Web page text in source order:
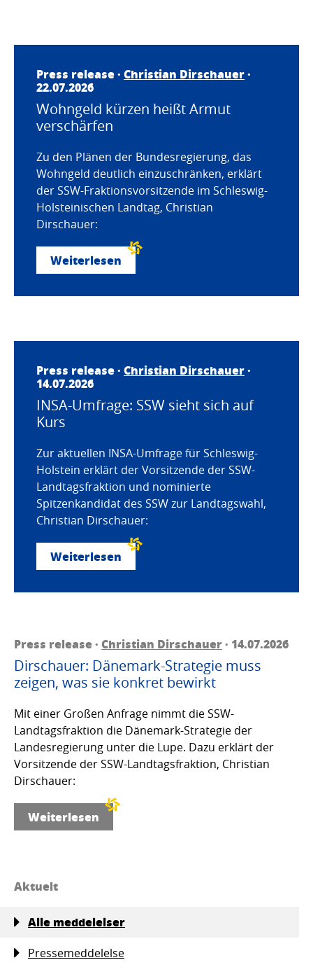
Press release · Christian Dirschauer·
22.07.2026
Wohngeld kürzen heißt Armut
verschärfen
Zu den Plänen der Bundesregierung, das
Wohngeld deutlich einzuschränken, erklärt
der SSW-Fraktionsvorsitzende im Schleswig-
Holsteinischen Landtag, Christian
Dirschauer:
Weiterlesen
Press release · Christian Dirschauer·
14.07.2026
INSA-Umfrage: SSW sieht sich auf
Kurs
Zur aktuellen INSA-Umfrage für Schleswig-
Holstein erklärt der Vorsitzende der SSW-
Landtagsfraktion und nominierte
Spitzenkandidat des SSW zur Landtagswahl,
Christian Dirschauer:
Weiterlesen
Press release · Christian Dirschauer· 14.07.2026
Dirschauer: Dänemark-Strategie muss
zeigen, was sie konkret bewirkt
Mit einer Großen Anfrage nimmt die SSW-
Landtagsfraktion die Dänemark-Strategie der
Landesregierung unter die Lupe. Dazu erklärt der
Vorsitzende der SSW-Landtagsfraktion, Christian
Dirschauer:
Weiterlesen
Aktuelt
Alle meddelelser
Pressemeddelelse